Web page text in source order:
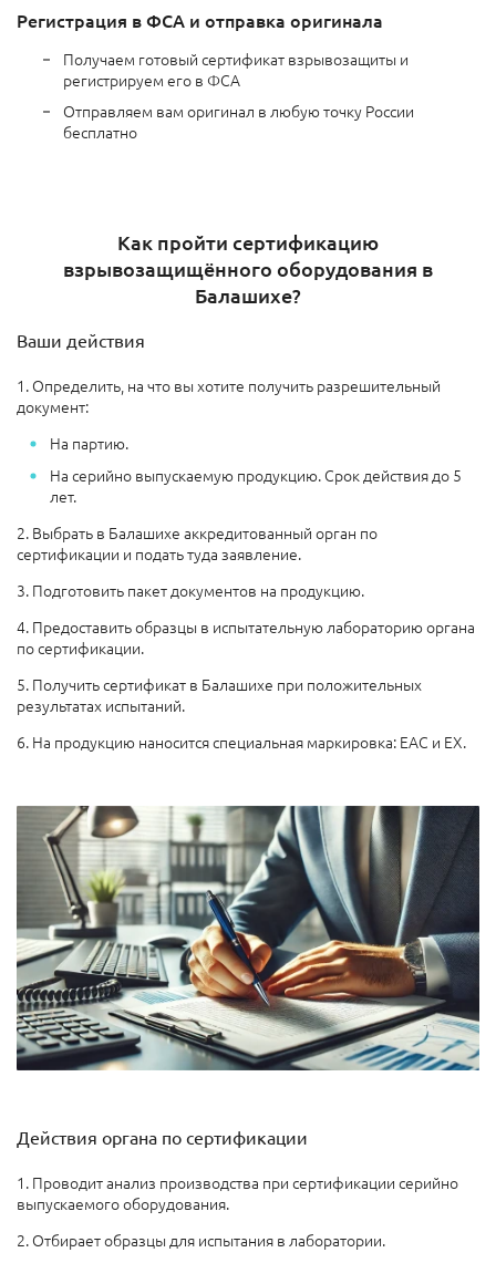
Регистрация в ФСА и отправка оригинала
Получаем готовый сертификат взрывозащиты и
регистрируем его в ФСА
Отправляем вам оригинал в любую точку России
бесплатно
Как пройти сертификацию
взрывозащищённого оборудования в
Балашихе?
Ваши действия
1. Определить, на что вы хотите получить разрешительный
документ:
На партию.
На серийно выпускаемую продукцию. Срок действия до 5
лет.
2. Выбрать в Балашихе аккредитованный орган по
сертификации и подать туда заявление.
3. Подготовить пакет документов на продукцию.
4. Предоставить образцы в испытательную лабораторию органа
по сертификации.
5. Получить сертификат в Балашихе при положительных
результатах испытаний.
6. На продукцию наносится специальная маркировка: ЕАС и EX.
Действия органа по сертификации
1. Проводит анализ производства при сертификации серийно
выпускаемого оборудования.
2. Отбирает образцы для испытания в лаборатории.